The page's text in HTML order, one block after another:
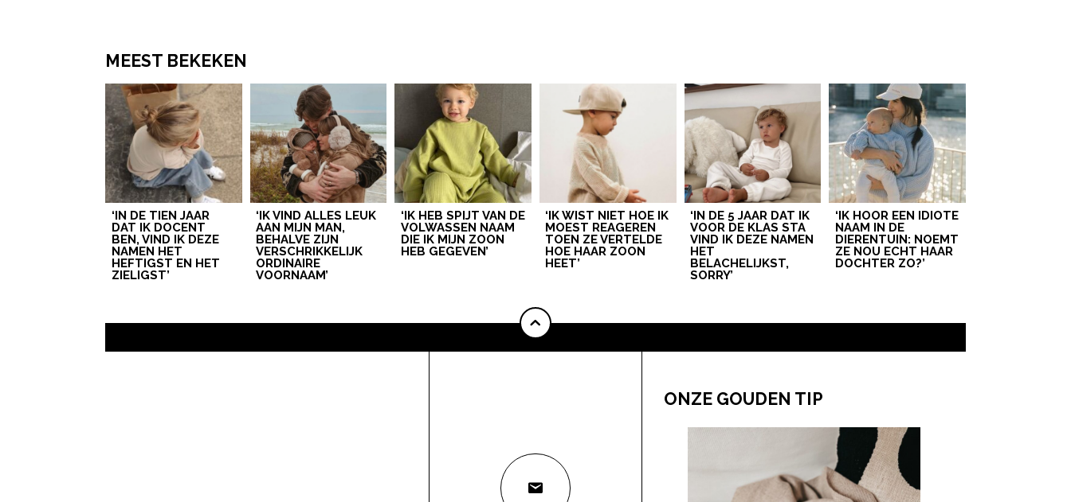
MEEST BEKEKEN
‘IN DE TIEN JAAR
DAT IK DOCENT
BEN, VIND IK DEZE
NAMEN HET
HEFTIGST EN HET
ZIELIGST’
‘IK VIND ALLES LEUK
AAN MIJN MAN,
BEHALVE ZIJN
VERSCHRIKKELIJK
ORDINAIRE
VOORNAAM’
‘IK HEB SPIJT VAN DE
VOLWASSEN NAAM
DIE IK MIJN ZOON
HEB GEGEVEN’
‘IK WIST NIET HOE IK
MOEST REAGEREN
TOEN ZE VERTELDE
HOE HAAR ZOON
HEET’
‘IN DE 5 JAAR DAT IK
VOOR DE KLAS STA
VIND IK DEZE NAMEN
HET
BELACHELIJKST,
SORRY’
‘IK HOOR EEN IDIOTE
NAAM IN DE
DIERENTUIN: NOEMT
ZE NOU ECHT HAAR
DOCHTER ZO?’
ONZE GOUDEN TIP